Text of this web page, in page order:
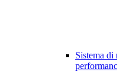
Sistema di